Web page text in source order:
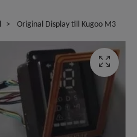
Original Display till Kugoo M3